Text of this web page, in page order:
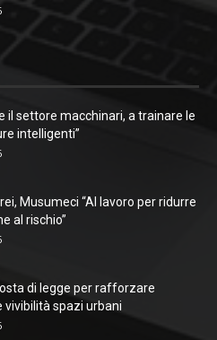
il settore macchinari, a trainare le
intelligenti”
Musumeci “Al lavoro per ridurre
al rischio”
di legge per rafforzare
vivibilità spazi urbani